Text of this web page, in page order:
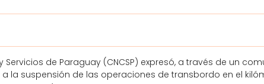
de Paraguay (CNCSP) expresó, a través de un
la suspensión de las operaciones de transbordo en el